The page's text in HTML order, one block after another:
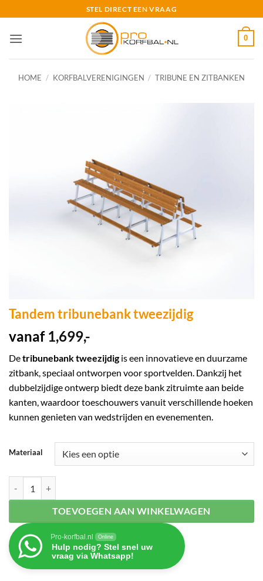
naar
inhoud
STEL DIRECT EEN VRAAG
0
HOME / KORFBALVERENIGINGEN / TRIBUNE EN ZITBANKEN
Tandem tribunebank tweezijdig
vanaf 1,699,-
Detribunebank tweezijdigis een innovatieve en duurzame
zitbank, speciaal ontworpen voor sportvelden. Dankzij het
dubbelzijdige ontwerp biedt deze bank zitruimte aan beide
kanten, waardoor toeschouwers vanuit verschillende hoeken
kunnen genieten van wedstrijden en evenementen.
Materiaal
TOEVOEGEN AAN WINKELWAGEN
Pro-korfbal.nl Online
Hulp nodig? Stel snel uw
vraag via Whatsapp!